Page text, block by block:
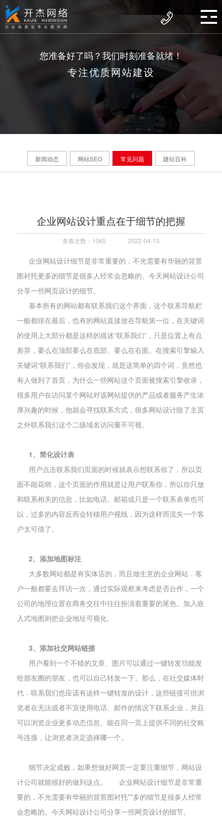
您准备好了吗？我们时刻准备就绪！
专注优质网站建设
新闻动态 网站SEO 常见问题 建站百科
企业网站设计重点在于细节的把握
查看次数：1065 2022-04-13
企业网站设计细节是非常重要的，不光需要有华丽的背景
图衬托更多的细节是很多人经常会忽略的。今天网站设计公司
分享一些网页设计的细节。
基本所有的网站都有联系我们这个界面，这个联系导航栏
一般都排在最后，也有的网站直接放在导航第一位，在关键词
的使用上大部分都是这样的描述“联系我们”，只是位置上有点
差异，要么在顶部要么在底部、要么在右面。在搜索引擎输入
关键词“联系我们”，你会发现，就是这简单的四个词，竟然也
有人做到了首页，为什么一些网站这个页面被搜索引擎收录，
很多用户在访问某个网站对该网站提供的产品或者服务产生浓
厚兴趣的时候，他就会寻找联系方式，很多网站设计除了主页
之外联系我们这个二级域名访问量不可视。
1、简化设计表
用户点击联系我们页面的时候就表示想联系你了，所以页
面不能花哨，这个页面的作用就是让用户联系你，所以你只放
和联系相关的信息，比如电话、邮箱或只是一个联系表单也可
以，过多的内容反而会转移用户视线，因为这样而流失一个客
户太可借了。
2、添加地图标注
大多数网站都是有实体店的，而且做生意的企业网站．客
户一般都要去拜访一次，通过实际观察来考虑是否台作，一个
公司的地理位置在商务交往中往往扮演着重要的尾色。加入嵌
入式地图则把企业地址可视化。
3、添加社交网站链接
用户看到一个不错的文章、图片可以通过一键转发功能发
给朋友圈的朋友，也可以自己转发一下。那么，在社交媒体时
代．联系我们也应该有这样一键转发的设计，这些链接可供浏
览者在无法或者不宜使用电话、邮件的情况下联系企业，并且
可以浏览企业更多动态信息。能在同一页上提供不同的社交账
号连接，让浏览者决定选择哪一个。
细节决定成败，如果想做好网页一定要注重细节，网站设
计公司就能很好的做到这点。 企业网站设计细节是非常重
要的，不光需要有华丽的背景图衬托**多的细节是很多人经常
会忽略的。今天网站设计公司分享一些网页设计的细节。